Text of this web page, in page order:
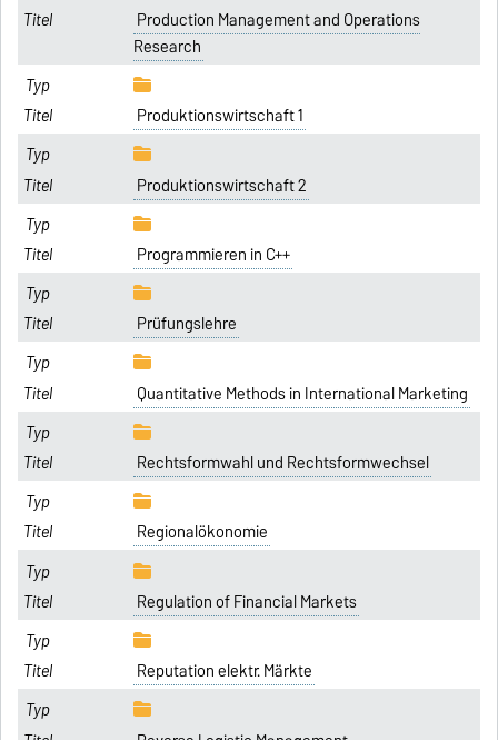
Production Management and Operations
Research
Produktionswirtschaft 1
Produktionswirtschaft 2
Programmieren in C++
Prüfungslehre
Quantitative Methods in International Marketing
Rechtsformwahl und Rechtsformwechsel
Regionalökonomie
Regulation of Financial Markets
Reputation elektr. Märkte